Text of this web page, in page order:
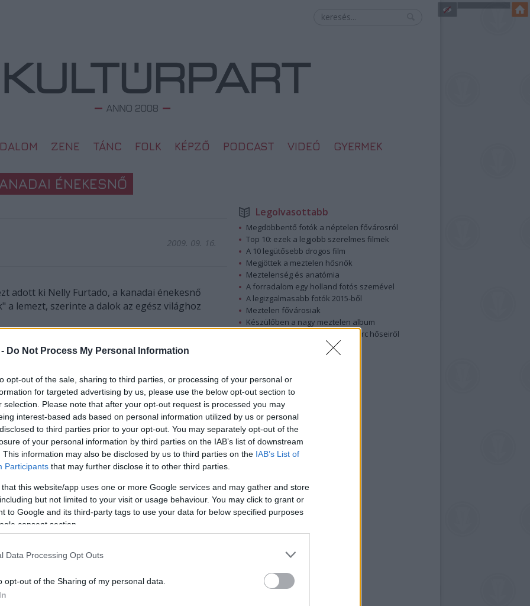
Do Not Process My Personal Information
opt-out of the sale, sharing to third parties, or processing of your personal or
for targeted advertising by us, please use the below opt-out section to
selection. Please note that after your opt-out request is processed you may
interest-based ads based on personal information utilized by us or personal
to third parties prior to your opt-out. You may separately opt-out of the
of your personal information by third parties on the IAB’s list of downstream
This information may also be disclosed by us to third parties on the IAB’s List of
Participants that may further disclose it to other third parties.
that this website/app uses one or more Google services and may gather and store
but not limited to your visit or usage behaviour. You may click to grant or
to Google and its third-party tags to use your data for below specified purposes
consent section.
Data Processing Opt Outs
opt-out of the Sharing of my personal data.
ZENE TÁNC FOLK KÉPZŐ PODCAST VIDEÓ GYERMEK
ÉNEKESNŐ
2009. 09. 16.
adott ki Nelly Furtado, a kanadai énekesnő
lemezt, szerinte a dalok az egész világhoz
az
első
hete a
közt a
bíró
szerzett platinalemezt, és 18 millió eladott
Legolvasottabb
Megdöbbentő fotók a néptelen fővárosról
Top 10: ezek a legjobb szerelmes filmek
A 10 legütősebb drogos film
Megjöttek a meztelen hősnők
Meztelenség és anatómia
A forradalom egy holland fotós szemével
A legizgalmasabb fotók 2015-ből
Meztelen fővárosiak
Készülőben a nagy meztelen album
Nézd meg a 48-as szabadságharc hőseiről